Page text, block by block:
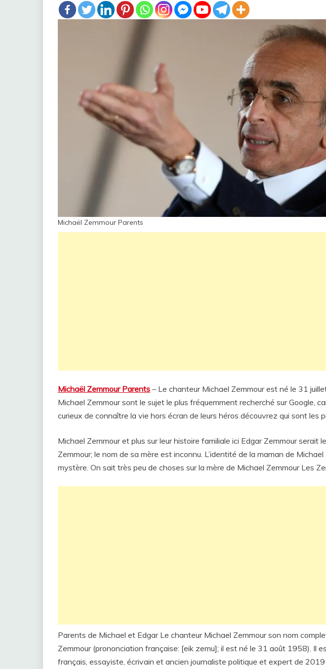
Michaël Zemmour Parents
Michaël Zemmour Parents – Le chanteur Michael Zemmour est né le 31
Michael Zemmour sont le sujet le plus fréquemment recherché sur Google,
curieux de connaître la vie hors écran de leurs héros découvrez qui sont les
Michael Zemmour et plus sur leur histoire familiale ici Edgar Zemmour serait
Zemmour; le nom de sa mère est inconnu. L’identité de la maman de
mystère. On sait très peu de choses sur la mère de Michael Zemmour Les
Parents de Michael et Edgar Le chanteur Michael Zemmour son nom
Zemmour (prononciation française: [eik zemu]; il est né le 31 août 1958). Il
français, essayiste, écrivain et ancien journaliste politique et expert de